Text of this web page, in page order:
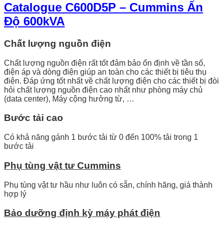
Catalogue C600D5P – Cummins Ấn
Độ 600kVA
Chất lượng nguồn điện
Chất lượng nguồn điện rất tốt đảm bảo ổn định về tần số,
điện áp và dòng điện giúp an toàn cho các thiết bị tiêu thụ
điện. Đáp ứng tốt nhất về chất lượng điện cho các thiết bị đòi
hỏi chất lượng nguồn điện cao nhất như phòng máy chủ
(data center), Máy cộng hưởng từ, …
Bước tải cao
Có khả năng gánh 1 bước tải từ 0 đến 100% tải trong 1
bước tải
Phụ tùng vật tư Cummins
Phụ tùng vật tư hầu như luôn có sẵn, chính hãng, giá thành
hợp lý
Bảo dưỡng định kỳ máy phát điện